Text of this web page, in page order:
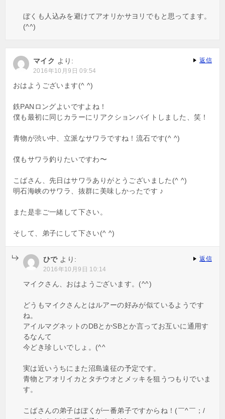
ぼくも人込みを避けてアオリかサヨリでもと思ってます。
(^^)
マイク より:
2016年10月9日 09:54
おはようございます(^ ^)
鉄PANロングよいですよね！
僕も最初に同じカラーにリアクションバイトしました、笑！
青物が渋い中、立派なサワラですね！流石です(^ ^)
僕もサワラ釣りたいですわ〜
こばさん、先日はサワラありがとうございました(^ ^)
明石海峡のサワラ、抜群に美味しかったです ♪
また是非ご一緒して下さい。
そして、弟子にして下さい(^ ^)
返信
ひで より:
2016年10月9日 10:14
マイクさん、おはようございます。(^^)
どうもマイクさんとはルアーの好みが似ているようです
ね。
アイルマグネットのDBとかSBとか言ってお互いに通用す
るなんて
今どき珍しいでしょ。(^^ゞ
実は近いうちにまた沼島遠征の予定です。
青物とアオリイカとタチウオとメッキを狙うつもりでいま
す。
こばさんの弟子はぼくが一番弟子ですからね！(￣^￣；/
返信